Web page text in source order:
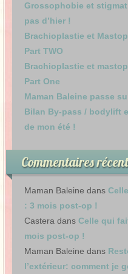
Grossophobie et
pas d’hier !
Brachioplastie et
Part TWO
Brachioplastie et
Part One
Maman Baleine passe
Bilan By-pass / bodylift
de mon été !
Commentaires
Maman Baleine dans
: 3 mois post-op !
Castera dans Celle qui
mois post-op !
Maman Baleine dans
l’extérieur: comment je